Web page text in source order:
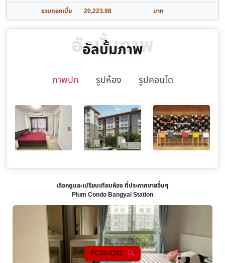
รวมดอกเบี้ย
20,223.98 บาท
อัลบั้มภาพ
อัลบั้มภาพ
ภาพปก รูปห้อง รูปคอนโด
เลือกดูและเปรียบเทียบห้อง ที่ประกาศขายอื่นๆ
Plum Condo Bangyai Station
PC34-0126